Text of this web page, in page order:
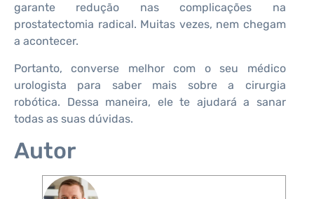
garante redução nas complicações na
prostatectomia radical. Muitas vezes, nem chegam
a acontecer.
Portanto, converse melhor com o seu médico
urologista para saber mais sobre a cirurgia
robótica. Dessa maneira, ele te ajudará a sanar
todas as suas dúvidas.
Autor